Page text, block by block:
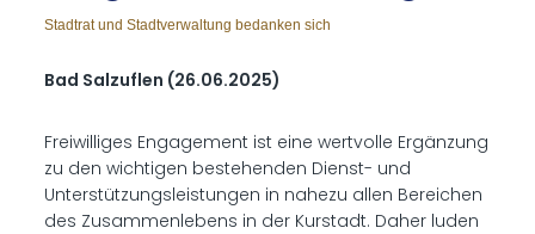
Stadtrat und Stadtverwaltung bedanken sich
Bad Salzuflen (26.06.2025)
Freiwilliges Engagement ist eine wertvolle Ergänzung
zu den wichtigen bestehenden Dienst- und
Unterstützungsleistungen in nahezu allen Bereichen
des Zusammenlebens in der Kurstadt. Daher luden